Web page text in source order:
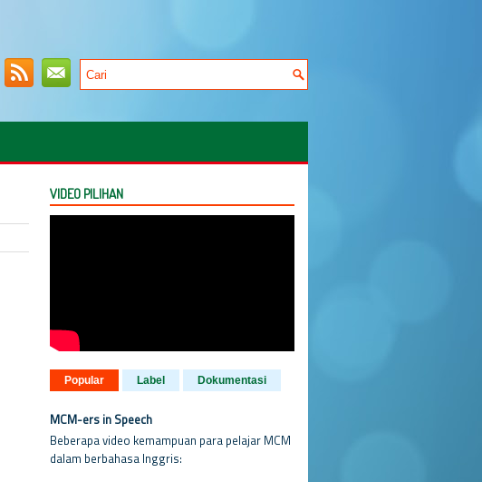
VIDEO PILIHAN
Popular Label Dokumentasi
MCM-ers in Speech
Beberapa video kemampuan para pelajar MCM
dalam berbahasa Inggris: